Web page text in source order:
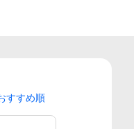
すすめ順